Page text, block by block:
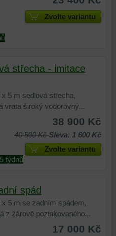
Zvolte variantu
střecha - imitace
x 5 m sedlová střecha,
vrata široký vodorovný...
38 900 Kč
40 500 KčSleva: 1 600 Kč
Zvolte variantu
týdnů
spád
x 5 m se zadním spádem,
z žárově pozinkovaného...
17 000 Kč